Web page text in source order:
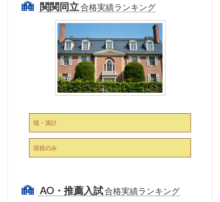
関関同立合格実績ランキング
現・浪計
現役のみ
AO・推薦入試合格実績ランキング